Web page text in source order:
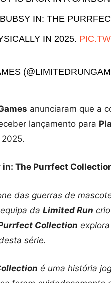
IN: THE
IN 2025.
anunciaram que a
lançamento para
in: The Purrfect
das guerras de
da Limited Run
Collection
série.
é uma história